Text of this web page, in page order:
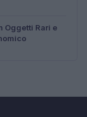
Oggetti Rari e